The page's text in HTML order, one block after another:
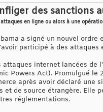
des sanctions
en ligne ou alors à une
a signé un nouvel
participé à des attaques
internet lancées de
Powers Act). Promulgué
après avoir déclaré
et de source étrangère. Elle
réglementations.